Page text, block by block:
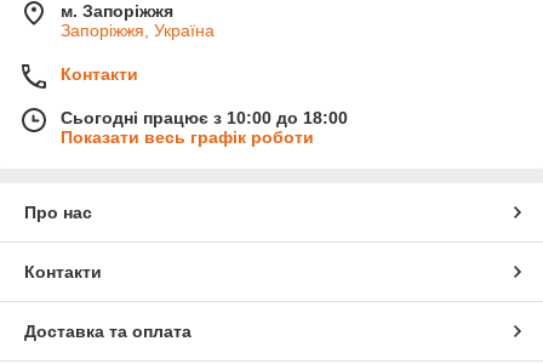
м. Запоріжжя
Запоріжжя, Україна
Контакти
Сьогодні працює з 10:00 до 18:00
Показати весь графік роботи
Про нас
Контакти
Доставка та оплата